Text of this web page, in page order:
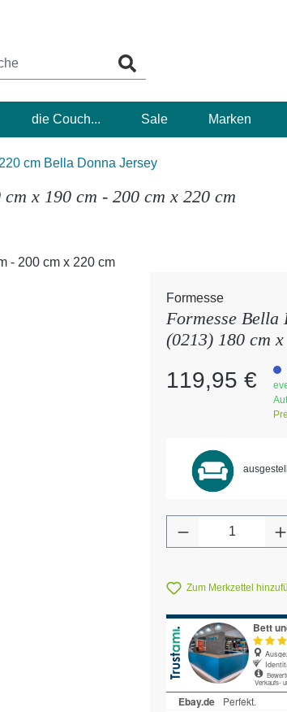
die Couch... Sale Marken
cm Bella Donna Jersey
x 190 cm - 200 cm x 220 cm
Formesse
Formesse Bella
(0213) 180 cm
Regulärer Preis:
119,95 €
Produkt
Zum Merkzettel